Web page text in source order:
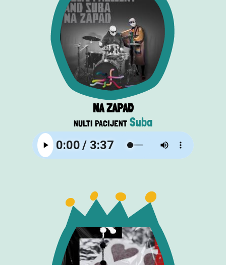
NA ZAPAD
NULTI PACIJENT Suba